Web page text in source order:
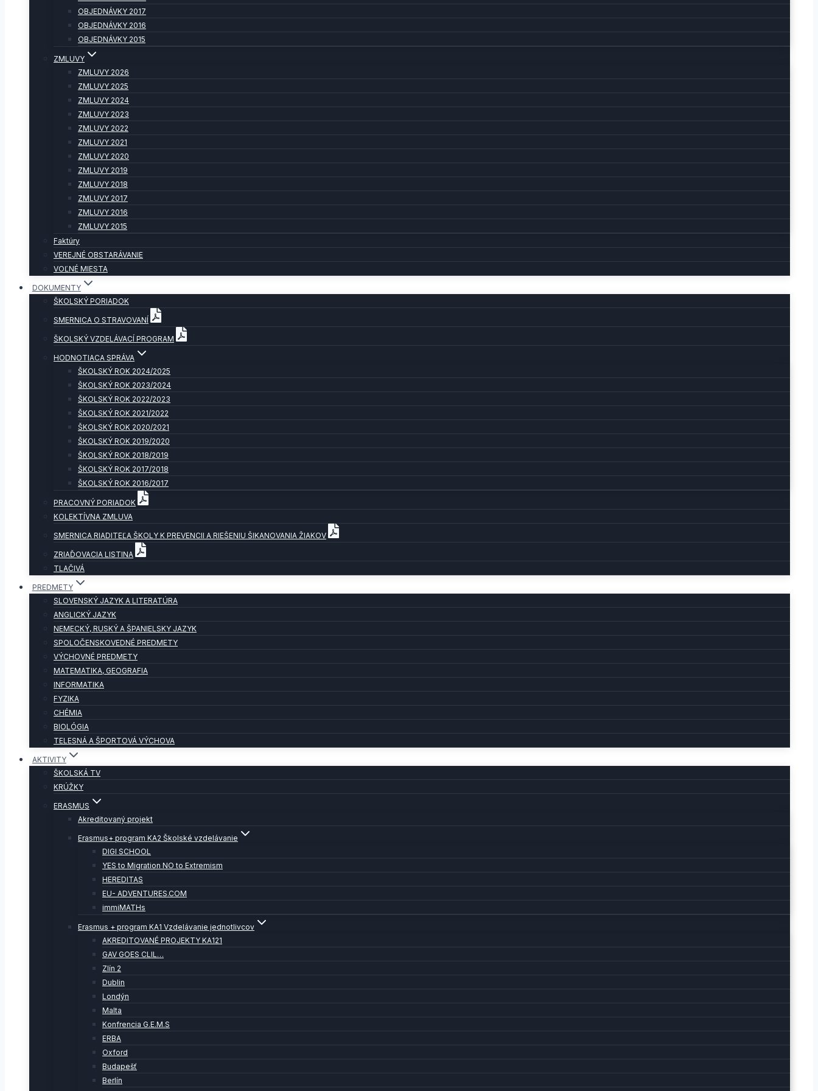
OBJEDNÁVKY 2017
OBJEDNÁVKY 2016
OBJEDNÁVKY 2015
ZMLUVY
ZMLUVY 2026
ZMLUVY 2025
ZMLUVY 2024
ZMLUVY 2023
ZMLUVY 2022
ZMLUVY 2021
ZMLUVY 2020
ZMLUVY 2019
ZMLUVY 2018
ZMLUVY 2017
ZMLUVY 2016
ZMLUVY 2015
Faktúry
VEREJNÉ OBSTARÁVANIE
VOĽNÉ MIESTA
DOKUMENTY
ŠKOLSKÝ PORIADOK
SMERNICA O STRAVOVANÍ
ŠKOLSKÝ VZDELÁVACÍ PROGRAM
HODNOTIACA SPRÁVA
ŠKOLSKÝ ROK 2024/2025
ŠKOLSKÝ ROK 2023/2024
ŠKOLSKÝ ROK 2022/2023
ŠKOLSKÝ ROK 2021/2022
ŠKOLSKÝ ROK 2020/2021
ŠKOLSKÝ ROK 2019/2020
ŠKOLSKÝ ROK 2018/2019
ŠKOLSKÝ ROK 2017/2018
ŠKOLSKÝ ROK 2016/2017
PRACOVNÝ PORIADOK
KOLEKTÍVNA ZMLUVA
SMERNICA RIADITEĽA ŠKOLY K PREVENCII A RIEŠENIU ŠIKANOVANIA ŽIAKOV
ZRIAĎOVACIA LISTINA
TLAČIVÁ
PREDMETY
SLOVENSKÝ JAZYK A LITERATÚRA
ANGLICKÝ JAZYK
NEMECKÝ, RUSKÝ A ŠPANIELSKY JAZYK
SPOLOČENSKOVEDNÉ PREDMETY
VÝCHOVNÉ PREDMETY
MATEMATIKA, GEOGRAFIA
INFORMATIKA
FYZIKA
CHÉMIA
BIOLÓGIA
TELESNÁ A ŠPORTOVÁ VÝCHOVA
AKTIVITY
ŠKOLSKÁ TV
KRÚŽKY
ERASMUS
Akreditovaný projekt
Erasmus+ program KA2 Školské vzdelávanie
DIGI SCHOOL
YES to Migration NO to Extremism
HEREDITAS
EU- ADVENTURES.COM
immiMATHs
Erasmus + program KA1 Vzdelávanie jednotlivcov
AKREDITOVANÉ PROJEKTY KA121
GAV GOES CLIL…
Zlín 2
Dublin
Londýn
Malta
Konfrencia G.E.M.S
ERBA
Oxford
Budapešť
Berlín